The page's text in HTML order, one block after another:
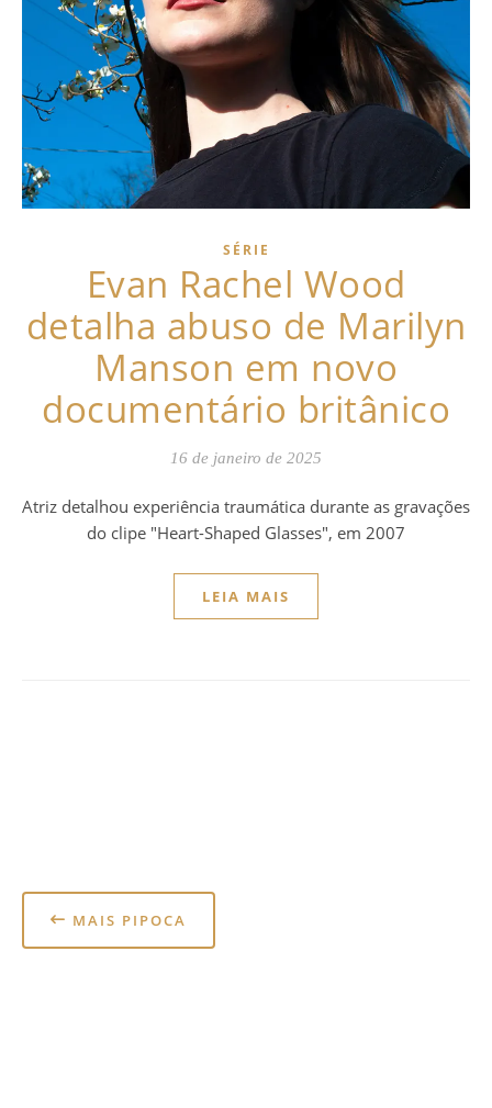
SÉRIE
Evan Rachel Wood
detalha abuso de Marilyn
Manson em novo
documentário britânico
16 de janeiro de 2025
Atriz detalhou experiência traumática durante as gravações
do clipe "Heart-Shaped Glasses", em 2007
LEIA MAIS
MAIS PIPOCA